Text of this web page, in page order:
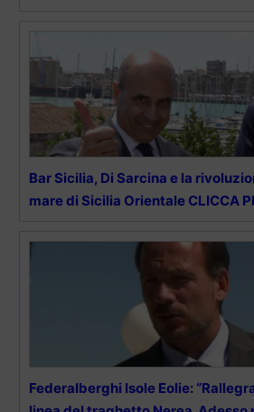
Bar Sicilia, Di Sarcina e la
mare di Sicilia Orientale CLICCA
Federalberghi Isole Eolie: